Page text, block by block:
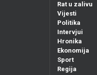
Rat u zalivu
Vijesti
Politika
Intervjui
Hronika
Ekonomija
Sport
Regija